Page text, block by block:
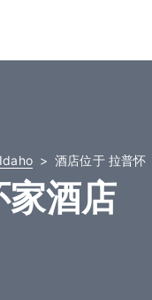
Idaho 酒店位于 拉普怀
家酒店